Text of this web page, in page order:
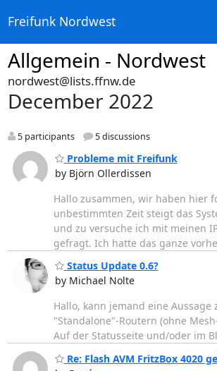
Freifunk Nordwest
Allgemein - Nordwest
nordwest@lists.ffnw.de
December 2022
5 participants 5 discussions
Probleme mit Freifunk
by Björn Ollerdissen
Hallo zusammen, wir haben hier
unbestimmten Zeit steigt das
und zu versuche ich mit meinen
gefragt. Ich hatte das ganze
Status Update 0.6?
by Michael Nolte
Hallo, kann jemand eine
"Standalone"-Routern (ohne
Auf der Statusseite und/oder im
Re: Flash AVM FritzBox 4020